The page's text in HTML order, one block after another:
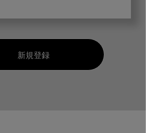
新規登録